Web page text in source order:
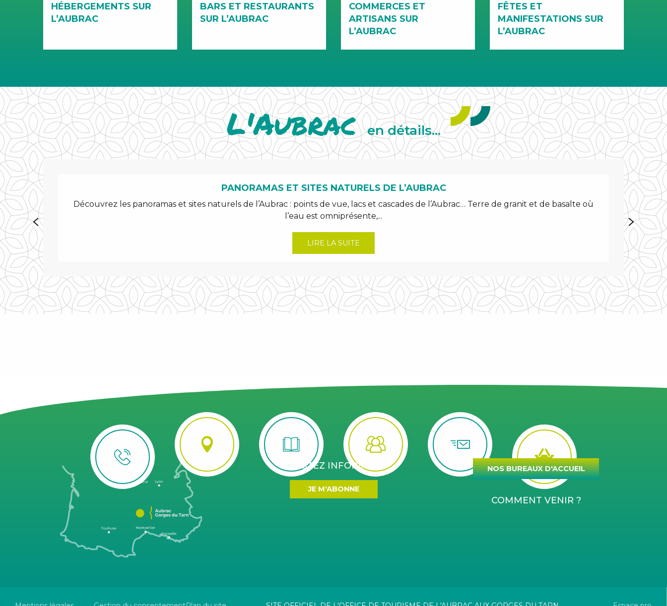
HÉBERGEMENTS SUR
L’AUBRAC
BARS ET RESTAURANTS
SUR L’AUBRAC
COMMERCES ET
ARTISANS SUR
L’AUBRAC
FÊTES ET
MANIFESTATIONS SUR
L’AUBRAC
L'Aubracen détails...
PANORAMAS ET SITES NATURELS DE L’AUBRAC
Découvrez les panoramas et sites naturels de l’Aubrac : points de vue, lacs et cascades de l’Aubrac… Terre de granit et de basalte où
l’eau est omniprésente,...
LIRE LA SUITE
La
RESTEZ INFORMÉS
JE M'ABONNE
NOS BUREAUX D'ACCUEIL
COMMENT VENIR ?